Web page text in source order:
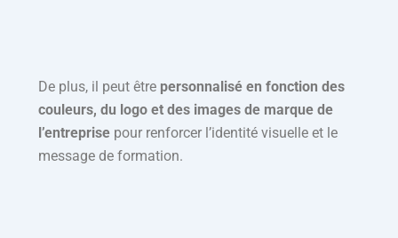
De plus, il peut être personnalisé en fonction des
couleurs, du logo et des images de marque de
l’entreprisepour renforcer l’identité visuelle et le
message de formation.